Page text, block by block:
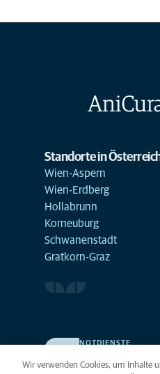
Standorte in
Wien-Aspern
Wien-Erdberg
Hollabrunn
Korneuburg
Schwanenstadt
Gratkorn-Graz
NOTDIENSTE
Tier die beste
Wir verwenden Cookies, um Inhalte